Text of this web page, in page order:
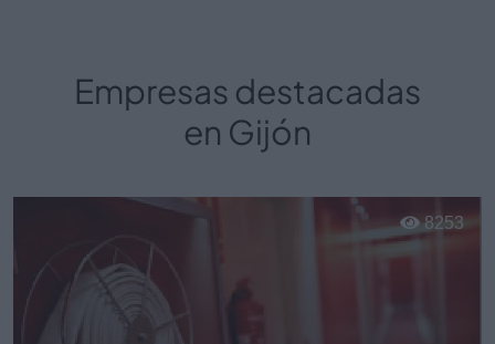
Empresas destacadas
en Gijón
8253